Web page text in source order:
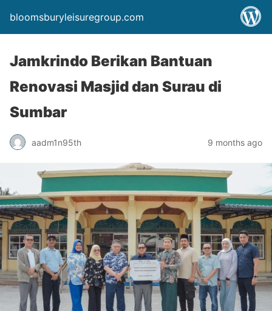
bloomsburyleisuregroup.com
Jamkrindo Berikan Bantuan
Renovasi Masjid dan Surau di
Sumbar
aadm1n95th 9 months ago